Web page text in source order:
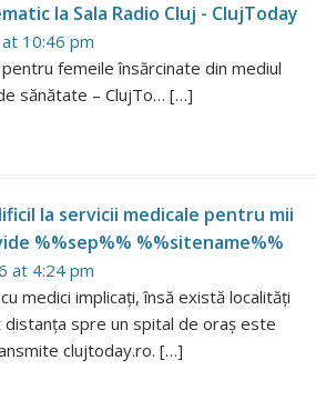
la Sala Radio Cluj - ClujToday
10:46 pm
femeile însărcinate din mediul
sănătate – ClujTo… […]
la servicii medicale pentru mii
%%sep%% %%sitename%%
at 4:24 pm
medici implicați, însă există localități
spre un spital de oraș este
clujtoday.ro. […]